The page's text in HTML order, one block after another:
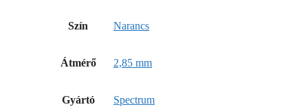
Szín Narancs
Átmérő 2,85 mm
Gyártó Spectrum